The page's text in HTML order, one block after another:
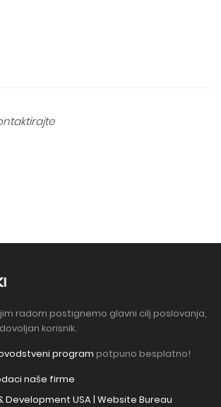
radom postignemo glavni cilj poslovanja,
korisnik.
program potpuno besplatno!
naše firme
Development USA | Website Bureau